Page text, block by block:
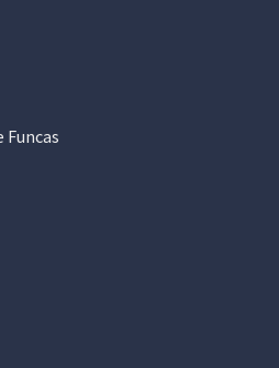
Funcas